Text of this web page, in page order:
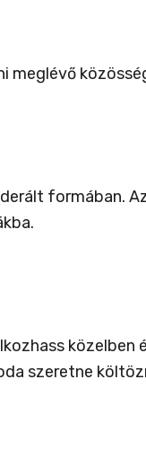
formában.
közelben
szeretne